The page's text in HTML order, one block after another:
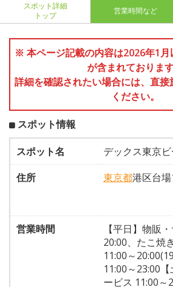
スポット詳細
トップ
営業時間など
※ 本ページ記載の内容は2026年1月
が含まれております
詳細を確認されたい場合には、直
ください。
スポット情報
スポット名
デックス東京
住所
東京都港区台
営業時間
【平日】物販
20:00、たこ焼
11:00～
11:00～23:00
ービス 11:00～